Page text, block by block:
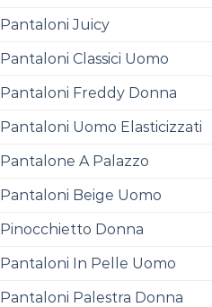
Pantaloni Juicy
Pantaloni Classici Uomo
Pantaloni Freddy Donna
Pantaloni Uomo Elasticizzati
Pantalone A Palazzo
Pantaloni Beige Uomo
Pinocchietto Donna
Pantaloni In Pelle Uomo
Pantaloni Palestra Donna